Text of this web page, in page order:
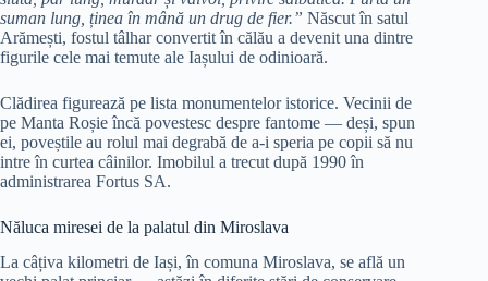
suman lung, ținea în mână un drug de fier.” Născut în satul
Arămești, fostul tâlhar convertit în călău a devenit una dintre
figurile cele mai temute ale Iașului de odinioară.
Clădirea figurează pe lista monumentelor istorice. Vecinii de
pe Manta Roșie încă povestesc despre fantome — deși, spun
ei, poveștile au rolul mai degrabă de a-i speria pe copii să nu
intre în curtea câinilor. Imobilul a trecut după 1990 în
administrarea Fortus SA.
Năluca miresei de la palatul din Miroslava
La câțiva kilometri de Iași, în comuna Miroslava, se află un